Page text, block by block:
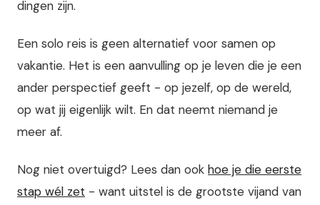
dingen zijn.
Een solo reis is geen alternatief voor samen op
vakantie. Het is een aanvulling op je leven die je een
ander perspectief geeft - op jezelf, op de wereld,
op wat jij eigenlijk wilt. En dat neemt niemand je
meer af.
Nog niet overtuigd? Lees dan ook hoe je die eerste
stap wél zet - want uitstel is de grootste vijand van